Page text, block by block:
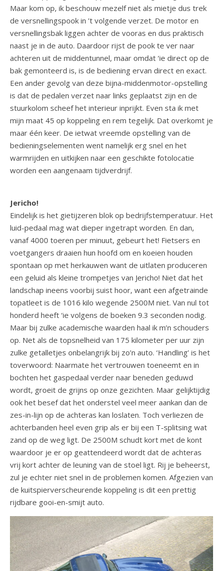
Maar kom op, ik beschouw mezelf niet als mietje dus trek
de versnellingspook in ’t volgende verzet. De motor en
versnellingsbak liggen achter de vooras en dus praktisch
naast je in de auto. Daardoor rijst de pook te ver naar
achteren uit de middentunnel, maar omdat ‘ie direct op de
bak gemonteerd is, is de bediening ervan direct en exact.
Een ander gevolg van deze bijna-middenmotor-opstelling
is dat de pedalen verzet naar links geplaatst zijn en de
stuurkolom scheef het interieur inprijkt. Even sta ik met
mijn maat 45 op koppeling en rem tegelijk. Dat overkomt je
maar één keer. De ietwat vreemde opstelling van de
bedieningselementen went namelijk erg snel en het
warmrijden en uitkijken naar een geschikte fotolocatie
worden een aangenaam tijdverdrijf.
Jericho!
Eindelijk is het gietijzeren blok op bedrijfstemperatuur. Het
luid-pedaal mag wat dieper ingetrapt worden. En dan,
vanaf 4000 toeren per minuut, gebeurt het! Fietsers en
voetgangers draaien hun hoofd om en koeien houden
spontaan op met herkauwen want de uitlaten produceren
een geluid als kleine trompetjes van Jericho! Niet dat het
landschap ineens voorbij suist hoor, want een afgetrainde
topatleet is de 1016 kilo wegende 2500M niet. Van nul tot
honderd heeft ‘ie volgens de boeken 9.3 seconden nodig.
Maar bij zulke academische waarden haal ik m’n schouders
op. Net als de topsnelheid van 175 kilometer per uur zijn
zulke getalletjes onbelangrijk bij zo’n auto. ‘Handling’ is het
toverwoord: Naarmate het vertrouwen toeneemt en in
bochten het gaspedaal verder naar beneden geduwd
wordt, groeit de grijns op onze gezichten. Maar gelijktijdig
ook het besef dat het onderstel veel meer aankan dan de
zes-in-lijn op de achteras kan loslaten. Toch verliezen de
achterbanden heel even grip als er bij een T-splitsing wat
zand op de weg ligt. De 2500M schudt kort met de kont
waardoor je er op geattendeerd wordt dat de achteras
vrij kort achter de leuning van de stoel ligt. Rij je beheerst,
zul je echter niet snel in de problemen komen. Afgezien van
de kuitspierverscheurende koppeling is dit een prettig
rijdbare gooi-en-smijt auto.